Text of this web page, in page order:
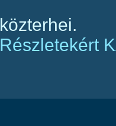
közterhei.
Részletekért